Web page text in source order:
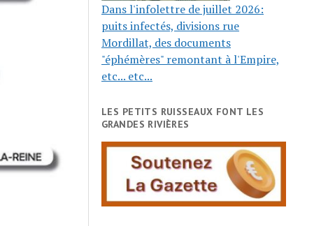
Dans l'infolettre de juillet 2026:
puits infectés, divisions rue
Mordillat, des documents
"éphémères" remontant à l'Empire,
etc... etc...
LES PETITS RUISSEAUX FONT LES
GRANDES RIVIÈRES